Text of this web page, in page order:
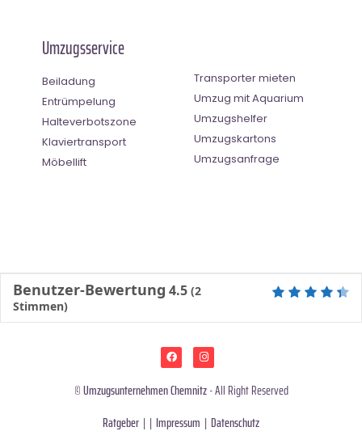
Umzugsservice
Beiladung
Entrümpelung
Halteverbotszone
Klaviertransport
Möbellift
Transporter mieten
Umzug mit Aquarium
Umzugshelfer
Umzugskartons
Umzugsanfrage
Benutzer-Bewertung 4.5 (2
Stimmen)
©Umzugsunternehmen Chemnitz- All Right Reserved
Ratgeber | | Impressum | Datenschutz